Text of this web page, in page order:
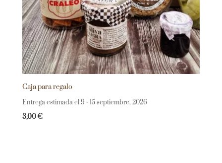
Caja para regalo
Entrega estimada el 9 - 15 septiembre, 2026
3,00€